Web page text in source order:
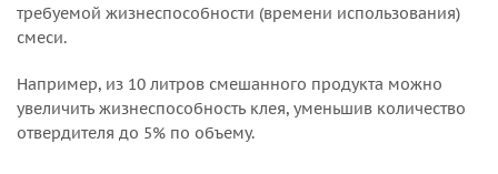
требуемой жизнеспособности (времени использования)
смеси.
Например, из 10 литров смешанного продукта можно
увеличить жизнеспособность клея, уменьшив количество
отвердителя до 5% по объему.